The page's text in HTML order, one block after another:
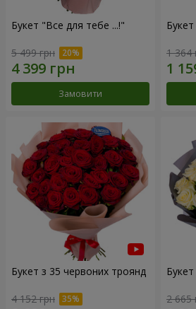
Букет "Все для тебе ...!"
5 499 грн
Замовити
1 364
Букет з 35 червоних троянд
4 152 грн 2 665